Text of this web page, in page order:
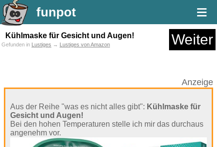
funpot ≡
Kühlmaske für Gesicht und Augen! Weiter
Gefunden in Lustiges → Lustiges von Amazon
Anzeige
Aus der Reihe "was es nicht alles gibt": Kühlmaske für
Gesicht und Augen!
Bei den hohen Temperaturen stelle ich mir das durchaus
angenehm vor.